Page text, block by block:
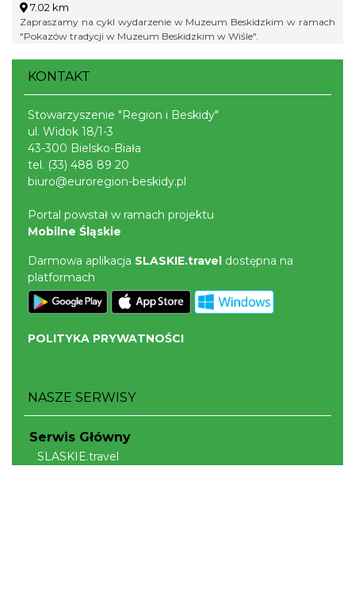
7.02 km
Zapraszamy na cykl wydarzenie w Muzeum Beskidzkim w ramach
"Pokazów tradycji w Muzeum Beskidzkim w Wiśle".
KONTAKT
Stowarzyszenie "Region i Beskidy"
ul. Widok 18/1-3
43-300 Bielsko-Biała
tel. (33) 488 89 20
biuro@euroregion-beskidy.pl
Portal powstał w ramach projektu
Mobilne Śląskie
Darmowa aplikacja SLASKIE.travel dostępna na
platformach
POLITYKA PRYWATNOŚCI
NASZE SERWISY
Serwis Główny
SLASKIE.travel